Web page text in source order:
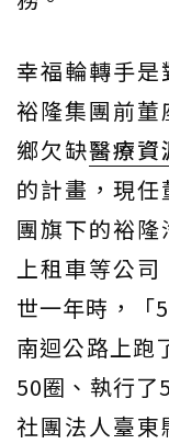
幸福輪轉手
裕隆集團前
鄉欠缺醫療資
的計畫，現
團旗下的裕
上租車等公
世一年時，「
南迴公路上跑
50圈、執行了
社團法人臺